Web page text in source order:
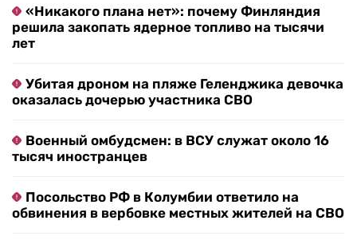
«Никакого плана нет»: почему Финляндия
решила закопать ядерное топливо на тысячи
лет
Убитая дроном на пляже Геленджика девочка
оказалась дочерью участника СВО
Военный омбудсмен: в ВСУ служат около 16
тысяч иностранцев
Посольство РФ в Колумбии ответило на
обвинения в вербовке местных жителей на СВО